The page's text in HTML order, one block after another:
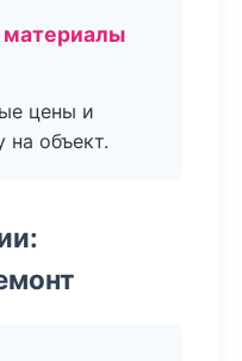
материалы
цены и
на объект.